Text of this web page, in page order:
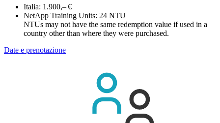
Italia: 1.900,– €
NetApp Training Units: 24 NTU
NTUs may not have the same redemption value if used in a
country other than where they were purchased.
Date e prenotazione